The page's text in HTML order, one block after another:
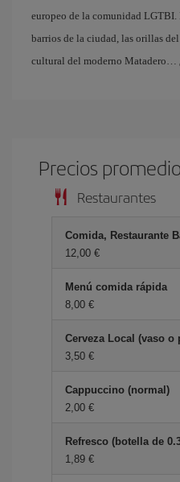
europeo de la comunidad
barrios de la ciudad, las orillas
cultural del moderno Matadero…
Precios
Restaurantes
Comida, Restaurante
12,00 €
Menú comida rápida
8,00 €
Cerveza Local (vaso o
3,50 €
Cappuccino (normal)
2,00 €
Refresco (botella de
1,89 €